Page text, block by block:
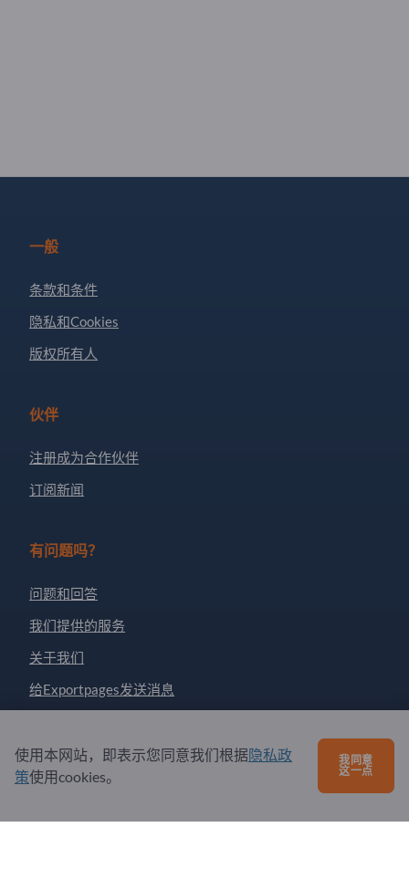
一般
条款和条件
隐私和Cookies
版权所有人
伙伴
注册成为合作伙伴
订阅新闻
有问题吗？
问题和回答
我们提供的服务
关于我们
给Exportpages发送消息
Exportpages International Network
Exportpages International GmbH
使用本网站，即表示您同意我们根据隐私政
策使用cookies。
我同意
这一点